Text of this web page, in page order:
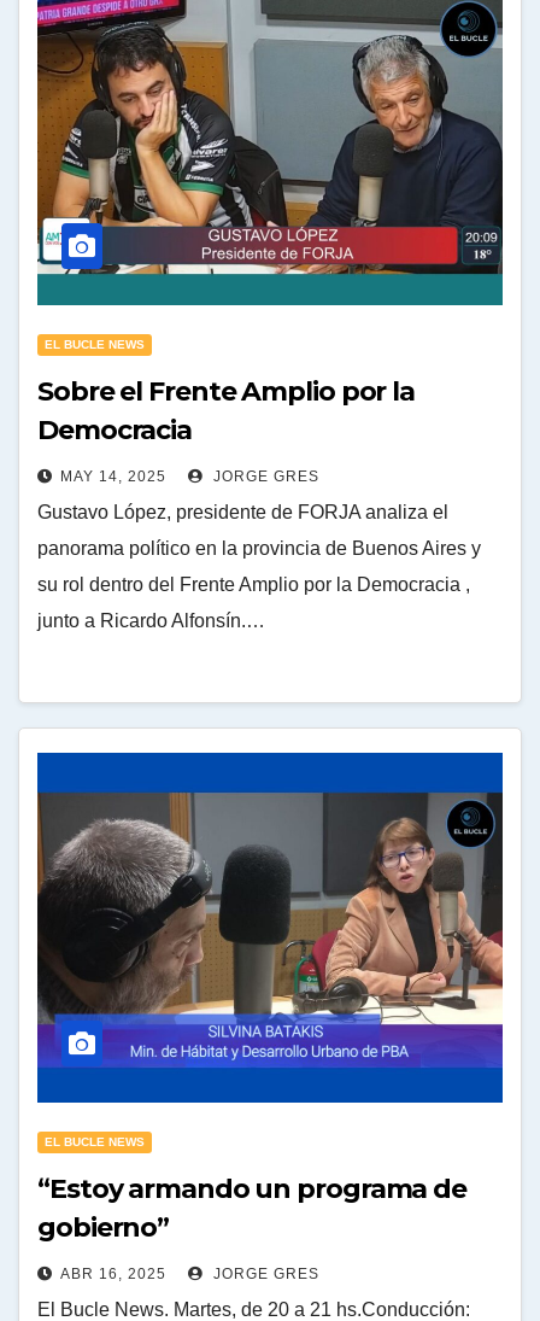
EL BUCLE NEWS
Sobre el Frente Amplio por la
Democracia
MAY 14, 2025 JORGE GRES
Gustavo López, presidente de FORJA analiza el
panorama político en la provincia de Buenos Aires y
su rol dentro del Frente Amplio por la Democracia ,
junto a Ricardo Alfonsín.…
EL BUCLE NEWS
“Estoy armando un programa de
gobierno”
ABR 16, 2025 JORGE GRES
El Bucle News. Martes, de 20 a 21 hs.Conducción: